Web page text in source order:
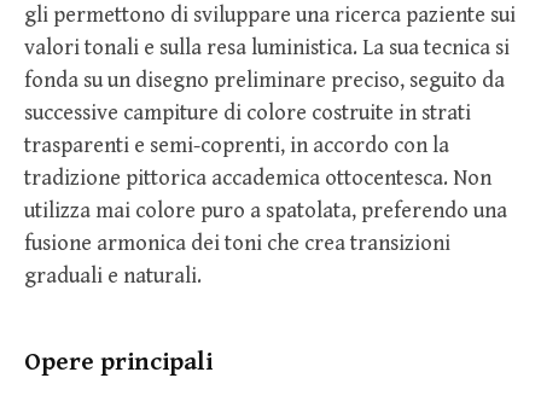
gli permettono di sviluppare una ricerca paziente sui
valori tonali e sulla resa luministica. La sua tecnica si
fonda su un disegno preliminare preciso, seguito da
successive campiture di colore costruite in strati
trasparenti e semi-coprenti, in accordo con la
tradizione pittorica accademica ottocentesca. Non
utilizza mai colore puro a spatolata, preferendo una
fusione armonica dei toni che crea transizioni
graduali e naturali.
Opere principali